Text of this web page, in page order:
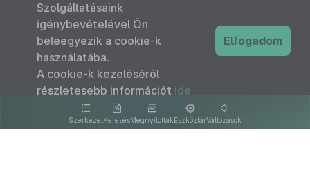
SzerkezetKeresésMegnyitottakEszköztárVáltozások
Szolgáltatásaink
igénybevételével Ön
beleegyezik a cookie-k
használatába.
A cookie-k kezeléséről
részletesebb információt ide
kattintva olvashat.
Elfogadom